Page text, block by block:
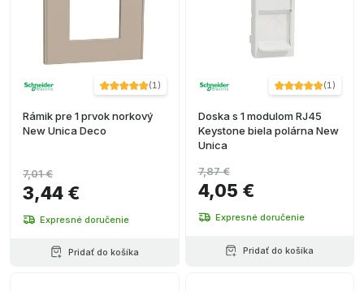
(1)
Rámik pre 1 prvok norkový
New Unica Deco
3,44 €
7,01 €
Expresné doručenie
Pridať do košíka
(1)
Doska s 1 modulom RJ45
Keystone biela polárna New
Unica
4,05 €
7,87 €
Expresné doručenie
Pridať do košíka